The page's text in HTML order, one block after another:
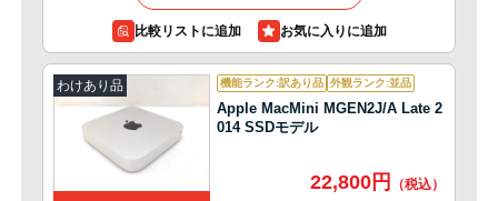
比較リストに追加
わけあり品 機能ランク:訳あり品 外観ランク:並品
Apple MacMini MGEN2J/A Late 2
014 SSDモデル
22,800円